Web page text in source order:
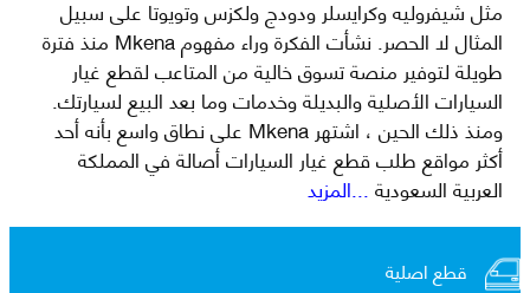
مثل شيفروليه وكرايسلر ودودج ولكزس وتويوتا على سبيل
المثال لا الحصر. نشأت الفكرة وراء مفهوم Mkena منذ فترة
طويلة لتوفير منصة تسوق خالية من المتاعب لقطع غيار
السيارات الأصلية والبديلة وخدمات وما بعد البيع لسيارتك.
ومنذ ذلك الحين ، اشتهر Mkena على نطاق واسع بأنه أحد
أكثر مواقع طلب قطع غيار السيارات أصالة في المملكة
العربية السعودية...المزيد
قطع اصلية